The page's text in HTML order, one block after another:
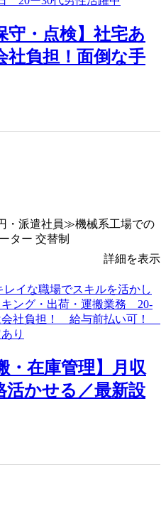
守・点検】社宅あ
負担！面倒な手
・派遣社員≫機械系工場での
ター 交替制
詳細を表示
・在庫管理】月収
活かせる／最新設